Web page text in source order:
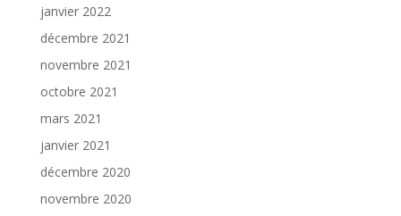
janvier 2022
décembre 2021
novembre 2021
octobre 2021
mars 2021
janvier 2021
décembre 2020
novembre 2020